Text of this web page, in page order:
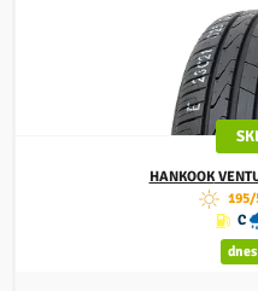
HANKOOK
195/
C